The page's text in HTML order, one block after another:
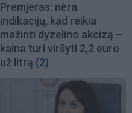
Premjeras: nėra
indikacijų, kad reikia
mažinti dyzelino akcizą –
kaina turi viršyti 2,2 euro
už litrą (2)